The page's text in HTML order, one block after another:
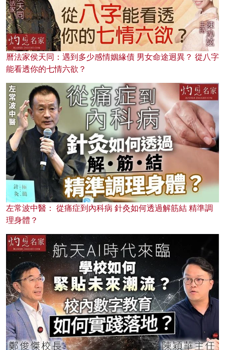
曆法家侯天同：遇到多少感情姻緣債 男女命途迥異？ 從八字
能看透你的七情六欲？
左常波中醫： 從痛症到內科病 針灸如何透過解筋結 精準調
理身體？